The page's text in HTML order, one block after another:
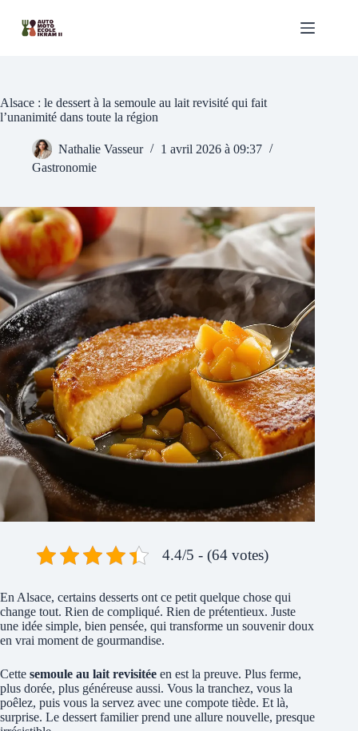
contenu
Alsace : le dessert à la semoule au lait revisité qui fait
l’unanimité dans toute la région
Nathalie Vasseur
1 avril 2026 à 09:37
Gastronomie
4.4/5 - (64 votes)
En Alsace, certains desserts ont ce petit quelque chose qui
change tout. Rien de compliqué. Rien de prétentieux. Juste
une idée simple, bien pensée, qui transforme un souvenir doux
en vrai moment de gourmandise.
Cette semoule au lait revisitée en est la preuve. Plus ferme,
plus dorée, plus généreuse aussi. Vous la tranchez, vous la
poêlez, puis vous la servez avec une compote tiède. Et là,
surprise. Le dessert familier prend une allure nouvelle, presque